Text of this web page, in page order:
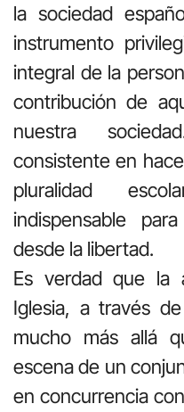
la sociedad
instrumento
integral de la
contribución de
nuestra
consistente en
pluralidad
indispensable
desde la libertad.
Es verdad que la
Iglesia, a través
mucho más allá
escena de un
en concurrencia